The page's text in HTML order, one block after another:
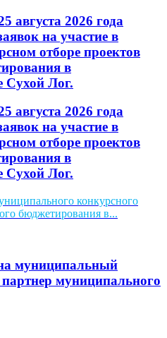
августа 2026 года
на участие в
отборе проектов
в
Сухой Лог.
августа 2026 года
на участие в
отборе проектов
в
Сухой Лог.
конкурсного
бюджетирования в...
муниципальный
муниципального